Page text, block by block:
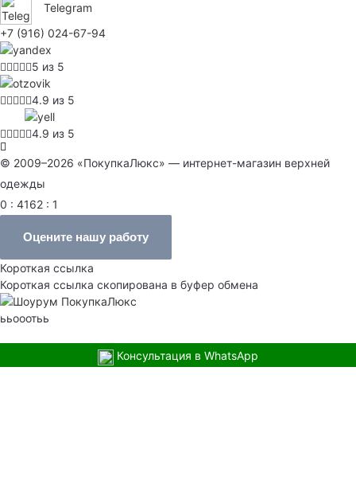
Telegram
+7 (916) 024-67-94
5 из 5
4.9 из 5
4.9 из 5
© 2009–2026 «ПокупкаЛюкс» — интернет-магазин верхней
одежды
0 : 4162 : 1
Оцените нашу работу
Короткая ссылка
Короткая ссылка скопирована в буфер обмена
ььооотьь
Консультация в WhatsApp